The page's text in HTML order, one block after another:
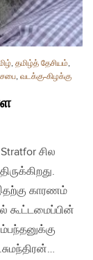
, தமிழ்த் தேசியம்,
, வடக்கு-கிழக்கு
சில
காரணம்
கூட்டமைப்பின்